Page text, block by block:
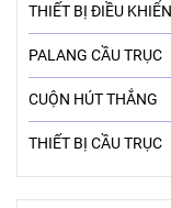
THIẾT BỊ ĐIỀU
PALANG CẦU TRỤC
CUỘN HÚT THẮNG
THIẾT BỊ CẦU TRỤC